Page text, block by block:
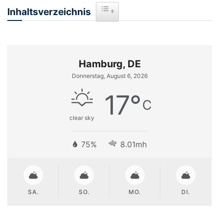
Inhaltsverzeichnis Toggle Table of Content
Hamburg, DE
Donnerstag, August 6, 2026
clear sky 17°C
75% 8.01mh
SA. SO. MO. DI.